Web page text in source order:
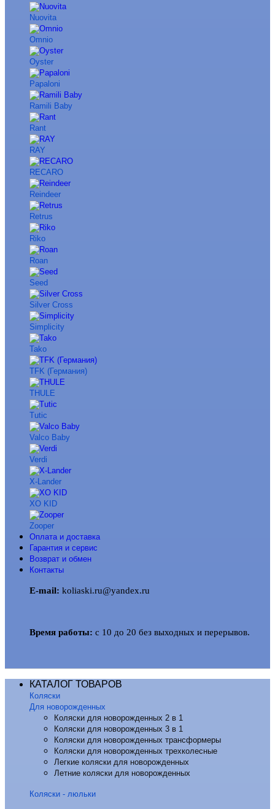
Nuovita
Omnio
Oyster
Papaloni
Ramili Baby
Rant
RAY
RECARO
Reindeer
Retrus
Riko
Roan
Seed
Silver Cross
Simplicity
Tako
TFK (Германия)
THULE
Tutic
Valco Baby
Verdi
X-Lander
XO KID
Zooper
Оплата и доставка
Гарантия и сервис
Возврат и обмен
Контакты
E-mail: koliaski.ru@yandex.ru
Время работы: с 10 до 20 без выходных и перерывов.
КАТАЛОГ ТОВАРОВ
Коляски
Для новорожденных
Коляски для новорожденных 2 в 1
Коляски для новорожденных 3 в 1
Коляски для новорожденных трансформеры
Коляски для новорожденных трехколесные
Легкие коляски для новорожденных
Летние коляски для новорожденных
Коляски - люльки